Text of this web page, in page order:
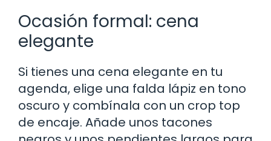
Ocasión formal: cena
elegante
Si tienes una cena elegante en tu
agenda, elige una falda lápiz en tono
oscuro y combínala con un crop top
de encaje. Añade unos tacones